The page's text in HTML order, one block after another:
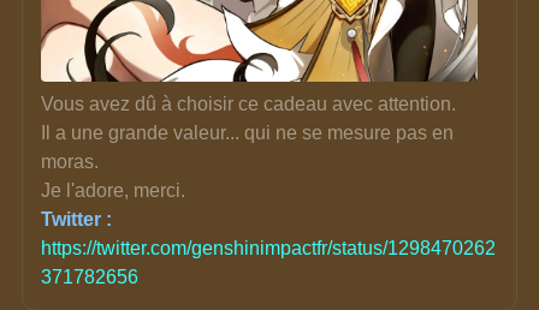
Vous avez dû à choisir ce cadeau avec attention.
Il a une grande valeur... qui ne se mesure pas en
moras.
Je l'adore, merci.
Twitter :
https://twitter.com/genshinimpactfr/status/1298470262
371782656